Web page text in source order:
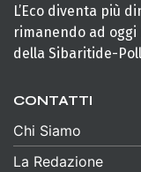
L’Eco diventa più
rimanendo ad
della Sibaritide-
CONTATTI
Chi Siamo
La Redazione